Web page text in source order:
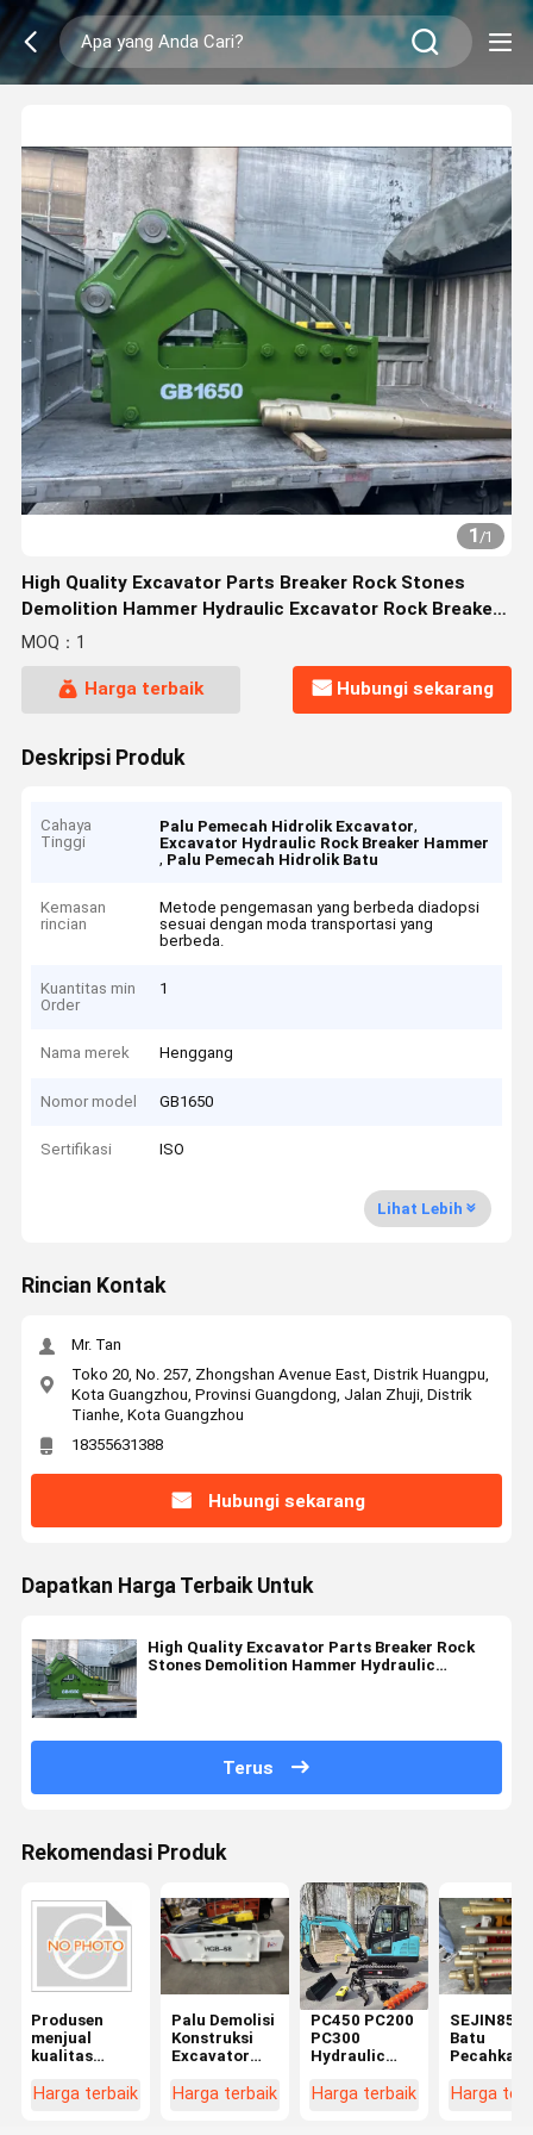
1/1
High Quality Excavator Parts Breaker Rock Stones
Demolition Hammer Hydraulic Excavator Rock Breaker
GB1650 Penghancur Batu
MOQ：1
Harga terbaik Hubungi sekarang
Deskripsi Produk
Cahaya
Tinggi
Palu Pemecah Hidrolik Excavator,
Excavator Hydraulic Rock Breaker Hammer
, Palu Pemecah Hidrolik Batu
Kemasan
rincian
Metode pengemasan yang berbeda diadopsi
sesuai dengan moda transportasi yang
berbeda.
Kuantitas min
Order
1
Nama merek Henggang
Nomor model GB1650
Sertifikasi ISO
Lihat Lebih
Rincian Kontak
Mr. Tan
Toko 20, No. 257, Zhongshan Avenue East, Distrik Huangpu,
Kota Guangzhou, Provinsi Guangdong, Jalan Zhuji, Distrik
Tianhe, Kota Guangzhou
18355631388
Hubungi sekarang
Dapatkan Harga Terbaik Untuk
High Quality Excavator Parts Breaker Rock
Stones Demolition Hammer Hydraulic
Terus
Rekomendasi Produk
Produsen
menjual
kualitas
excavator
Harga terbaik
Palu Demolisi
Konstruksi
Excavator
Batu Hidrolik
Harga terbaik
PC450 PC200
PC300
Hydraulic
Hammer 20T
Harga terbaik
SEJIN850
Batu
Pecahkan
Hydraulic
Harga